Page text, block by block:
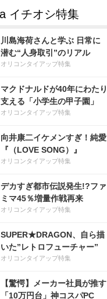
川島海荷さんと学ぶ 日常に
潜む“人身取引”のリアル
オリコンタイアップ特集
マクドナルドが40年にわたり
支える「小学生の甲子園」
オリコンタイアップ特集
向井康二イケメンすぎ！純愛
『（LOVE SONG）』
オリコンタイアップ特集
デカすぎ都市伝説発生!?ファ
ミマ45％増量作戦再来
オリコンタイアップ特集
SUPER★DRAGON、自ら描
いた”レトロフューチャー”
オリコンタイアップ特集
【驚愕】メーカー社員が推す
「10万円台」神コスパPC